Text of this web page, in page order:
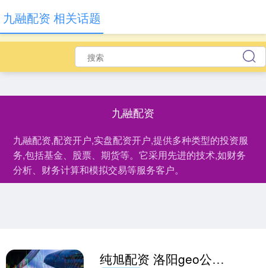
九融配资
九融配资,配资开户,实盘配资开户,提供多种类型的投资服
务,包括基金、股票、期货等。它采用先进的技术,如财务
分析、财务计算和模拟交易等服务客户。
九融配资 相关话题
纯旭配资 洛阳geo公司排名